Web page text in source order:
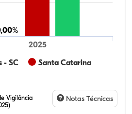
- SC
Santa Catarina
2025
Vigilância
Notas Técnicas